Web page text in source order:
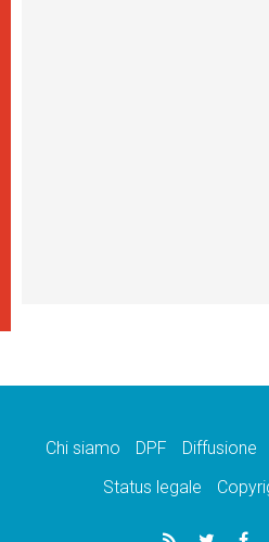
Chi siamo DPF Diffusione
Status legale